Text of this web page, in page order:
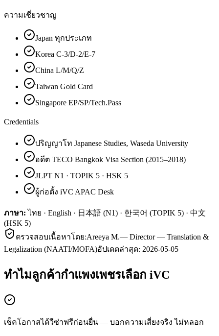
ความเชี่ยวชาญ
Japan ทุกประเภท
Korea C-3/D-2/E-7
China L/M/Q/Z
Taiwan Gold Card
Singapore EP/SP/Tech.Pass
Credentials
ปริญญาโท Japanese Studies, Waseda University
อดีต TECO Bangkok Visa Section (2015–2018)
JLPT N1 · TOPIK 5 · HSK 5
ผู้ก่อตั้ง iVC APAC Desk
ภาษา: ไทย · English · 日本語 (N1) · 한국어 (TOPIK 5) · 中文
(HSK 5)
ตรวจสอบเนื้อหาโดย:Areeya M.— Director — Translation &
Legalization (NAATI/MOFA)อัปเดตล่าสุด: 2026-05-05
ทำไมลูกค้ากำแพงเพชรเลือก iVC
เช็คโอกาสได้วีซ่าฟรีก่อนยื่น — บอกความเสี่ยงจริง ไม่หลอก